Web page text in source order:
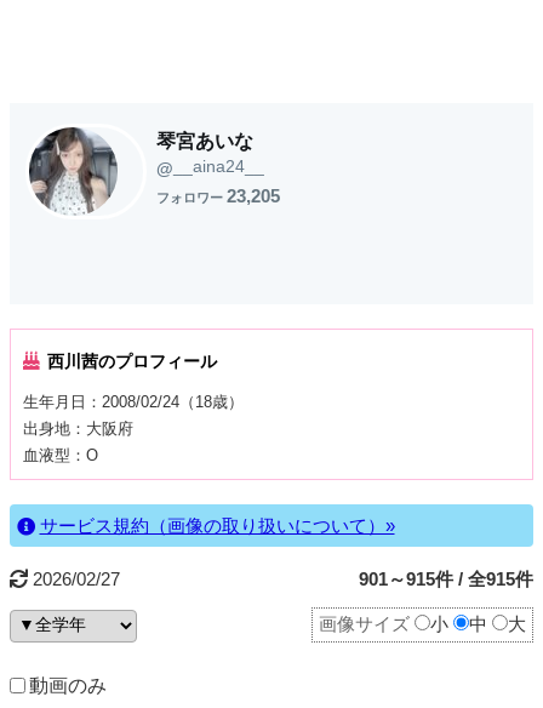
琴宮あいな
@ __aina24__
フォロワー23,205
西川茜のプロフィール
生年月日：2008/02/24（18歳）
出身地：大阪府
血液型：O
サービス規約（画像の取り扱いについて）»
2026/02/27 901～915件 / 全915件
画像サイズ 小 中 大
動画のみ